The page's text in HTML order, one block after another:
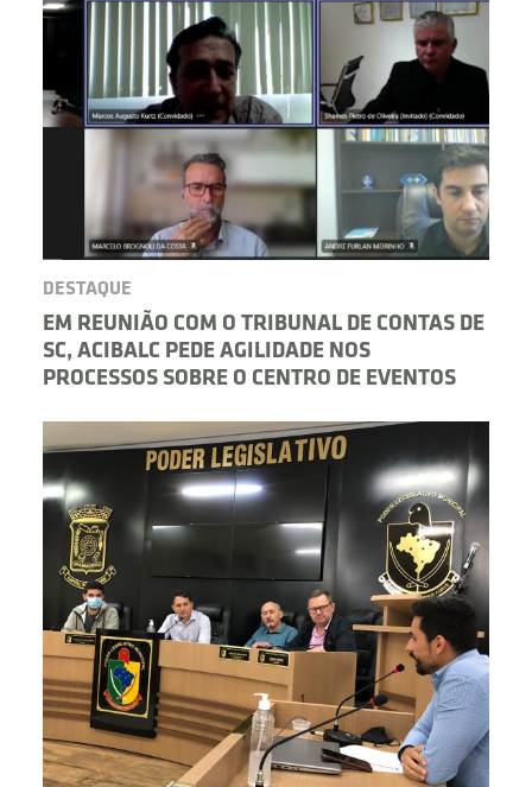
DESTAQUE
EM REUNIÃO COM O TRIBUNAL DE CONTAS DE
SC, ACIBALC PEDE AGILIDADE NOS
PROCESSOS SOBRE O CENTRO DE EVENTOS